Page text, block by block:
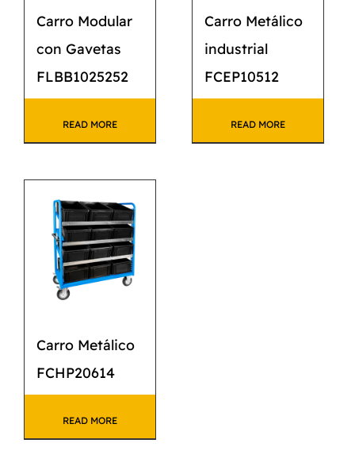
Carro Modular
con Gavetas
FLBB1025252
READ MORE
Carro Metálico
industrial
FCEP10512
READ MORE
Carro Metálico
FCHP20614
READ MORE